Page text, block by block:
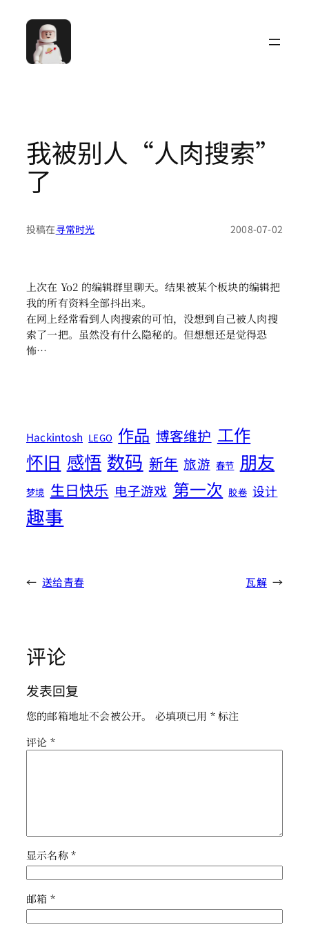
我被别人“人肉搜索”
了
投稿在寻常时光 2008-07-02
上次在 Yo2 的编辑群里聊天。结果被某个板块的编辑把
我的所有资料全部抖出来。
在网上经常看到人肉搜索的可怕，没想到自己被人肉搜
索了一把。虽然没有什么隐秘的。但想想还是觉得恐
怖…
Hackintosh LEGO 作品 博客维护 工作
怀旧 感悟 数码 新年 旅游 春节 朋友
梦境 生日快乐 电子游戏 第一次 胶卷 设计
趣事
← 送给青春 瓦解 →
评论
发表回复
您的邮箱地址不会被公开。 必填项已用 *标注
评论 *
显示名称*
邮箱 *